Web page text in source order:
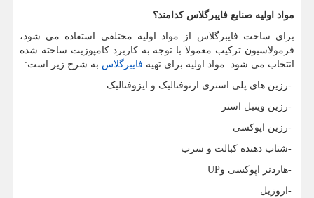
مواد اولیه صنایع فایبرگلاس کدامند؟
برای ساخت فایبرگلاس از مواد اولیه مختلفی استفاده می شود،
فرمولاسیون ترکیب معمولا با توجه به کاربرد کامپوزیت ساخته شده
انتخاب می شود. مواد اولیه برای تهیه فایبرگلاس به شرح زیر است:
-رزین های پلی ‏استری ارتوفتالیک و ایزوفتالیک
-رزین وینیل استر
-رزین اپوکسی
-شتاب دهنده کبالت و سرب
-هاردنر اپوکسی وUP
- اروزیل